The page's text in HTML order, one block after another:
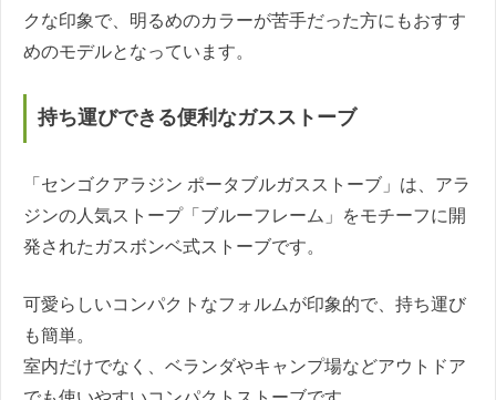
クな印象で、明るめのカラーが苦手だった方にもおすす
めのモデルとなっています。
持ち運びできる便利なガスストーブ
「センゴクアラジン ポータブルガスストーブ」は、アラ
ジンの人気ストープ「ブルーフレーム」をモチーフに開
発されたガスボンベ式ストーブです。
可愛らしいコンパクトなフォルムが印象的で、持ち運び
も簡単。
室内だけでなく、ベランダやキャンプ場などアウトドア